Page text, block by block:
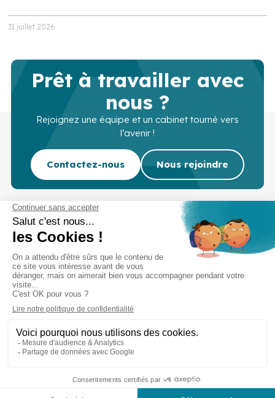
31 juillet 2026
Prêt à travailler avec
nous ?
Rejoignez une équipe et un cabinet tourné vers
l’avenir !
Contactez-nous Nous rejoindre
Cabinet d’experts-comptables commissaires aux
Services Secteurs
Recrutement
Actu